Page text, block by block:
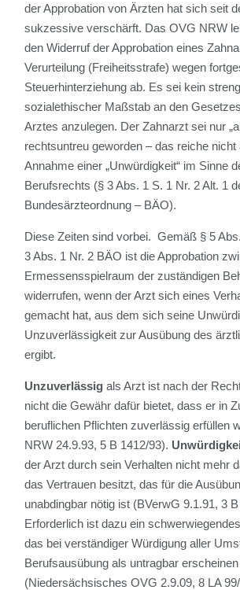
der Approbation von Ärzten hat sich seit
sukzessive verschärft. Das OVG NRW
den Widerruf der Approbation eines
Verurteilung (Freiheitsstrafe) wegen
Steuerhinterziehung ab. Es sei kein
sozialethischer Maßstab an den
Arztes anzulegen. Der Zahnarzt sei nur
rechtsuntreu geworden – das reiche nicht
Annahme einer „Unwürdigkeit“ im Sinne
Berufsrechts (§ 3 Abs. 1 S. 1 Nr. 2 Alt. 1
Bundesärzteordnung – BÄO).
Diese Zeiten sind vorbei. Gemäß § 5
3 Abs. 1 Nr. 2 BÄO ist die Approbation
Ermessensspielraum der zuständigen
widerrufen, wenn der Arzt sich eines
gemacht hat, aus dem sich seine
Unzuverlässigkeit zur Ausübung des
ergibt.
Unzuverlässigals Arzt ist nach der
nicht die Gewähr dafür bietet, dass er in
beruflichen Pflichten zuverlässig erfüllen
NRW 24.9.93, 5 B 1412/93).
der Arzt durch sein Verhalten nicht mehr
das Vertrauen besitzt, das für die
unabdingbar nötig ist (BVerwG 9.1.91, 3
Erforderlich ist dazu ein
das bei verständiger Würdigung aller
Berufsausübung als untragbar
(Niedersächsisches OVG 2.9.09, 8 LA